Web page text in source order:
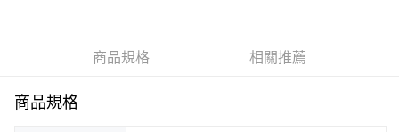
商品規格 相關推薦
商品規格